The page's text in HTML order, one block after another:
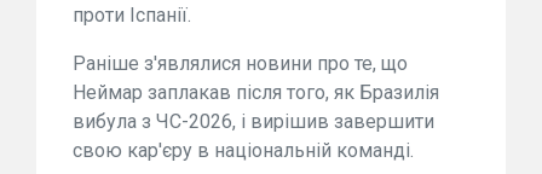
проти Іспанії.
Раніше з'являлися новини про те, що
Неймар заплакав після того, як Бразилія
вибула з ЧС-2026, і вирішив завершити
свою кар'єру в національній команді.